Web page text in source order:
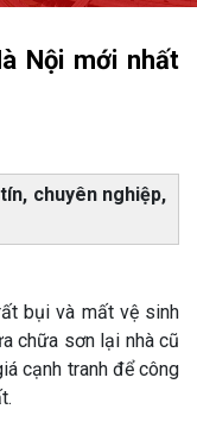
Nội mới nhất
chuyên nghiệp,
bụi và mất vệ sinh
chữa sơn lại nhà cũ
cạnh tranh để công